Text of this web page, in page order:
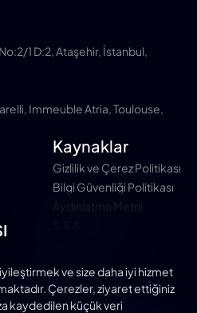
1 D:2, Ataşehir, İstanbul,
Immeuble Atria, Toulouse,
Kaynaklar
Gizlilik ve Çerez Politikası
Bilgi Güvenliği Politikası
Aydınlatma Metni
ve size daha iyi hizmet
Çerezler, ziyaret ettiğiniz
kaydedilen küçük veri